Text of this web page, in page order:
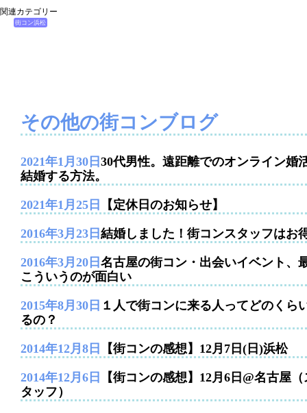
関連カテゴリー
街コン浜松
その他の街コンブログ
2021年1月30日 30代男性。遠距離でのオンライン婚
結婚する方法。
2021年1月25日 【定休日のお知らせ】
2016年3月23日 結婚しました！街コンスタッフはお
2016年3月20日 名古屋の街コン・出会いイベント、
こういうのが面白い
2015年8月30日 １人で街コンに来る人ってどのくら
るの？
2014年12月8日 【街コンの感想】12月7日(日)浜松
2014年12月6日
【街コンの感想】12月6日@名古屋（
タッフ）